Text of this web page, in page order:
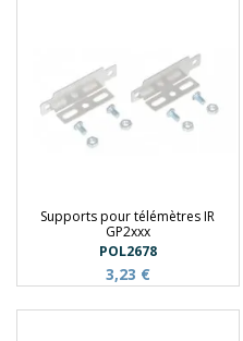
Supports pour télémètres IR
GP2xxx
POL2678
3,23 €